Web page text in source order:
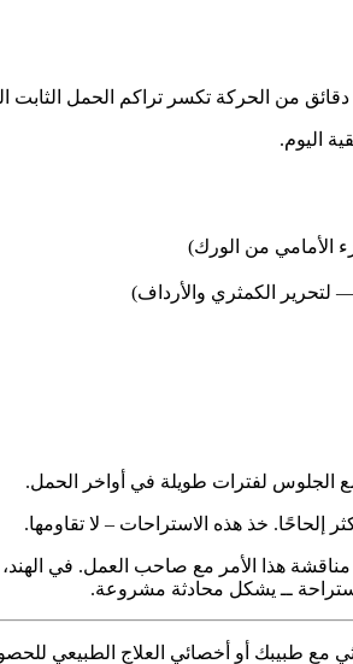
الأمامي من الورك)
لتحرير الكمثري والأرداف)
الجلوس لفترات طويلة في أواخر الحمل.
إلحاحًا. خذ هذه الاستراحات – لا تقاومها.
هذا الأمر مع صاحب العمل. في الهند،
ــ يشكل محادثة مشروعة.
مع طبيبك أو أخصائي العلاج الطبيعي